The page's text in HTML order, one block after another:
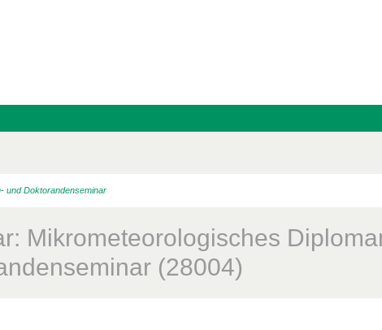
und Doktorandenseminar
Mikrometeorologisches
(28004)